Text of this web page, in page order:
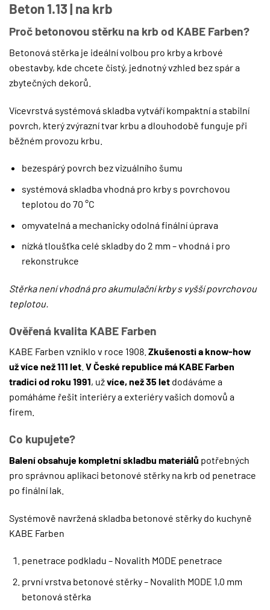
Beton 1.13 | na krb
Proč betonovou stěrku na krb od KABE Farben?
Betonová stěrka je ideální volbou pro krby a krbové
obestavby, kde chcete čistý, jednotný vzhled bez spár a
zbytečných dekorů.
Vícevrstvá systémová skladba vytváří kompaktní a stabilní
povrch, který zvýrazní tvar krbu a dlouhodobě funguje při
běžném provozu krbu.
bezespárý povrch bez vizuálního šumu
systémová skladba vhodná pro krby s povrchovou
teplotou do 70 °C
omyvatelná a mechanicky odolná finální úprava
nízká tloušťka celé skladby do 2 mm – vhodná i pro
rekonstrukce
Stěrka není vhodná pro akumulační krby s vyšší povrchovou
teplotou.
Ověřená kvalita KABE Farben
KABE Farben vzniklo v roce 1908. Zkušenosti a know-how
už více než 111 let V České republice má KABE Farben
tradici od roku 1991, užvíce, než 35 let dodáváme a
pomáháme řešit interiéry a exteriéry vašich domovů a
firem.
Co kupujete?
Balení obsahuje kompletní skladbu materiálů potřebných
pro správnou aplikaci betonové stěrky na krb od penetrace
po finální lak.
Systémově navržená skladba betonové stěrky do kuchyně
KABE Farben
penetrace podkladu – Novalith MODE penetrace
první vrstva betonové stěrky – Novalith MODE 1,0 mm
betonová stěrka